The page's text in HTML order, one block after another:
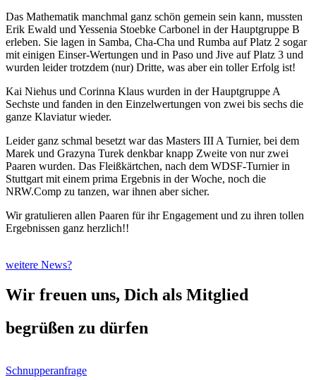
Das Mathematik manchmal ganz schön gemein sein kann, mussten
Erik Ewald und Yessenia Stoebke Carbonel in der Hauptgruppe B
erleben. Sie lagen in Samba, Cha-Cha und Rumba auf Platz 2 sogar
mit einigen Einser-Wertungen und in Paso und Jive auf Platz 3 und
wurden leider trotzdem (nur) Dritte, was aber ein toller Erfolg ist!
Kai Niehus und Corinna Klaus wurden in der Hauptgruppe A
Sechste und fanden in den Einzelwertungen von zwei bis sechs die
ganze Klaviatur wieder.
Leider ganz schmal besetzt war das Masters III A Turnier, bei dem
Marek und Grazyna Turek denkbar knapp Zweite von nur zwei
Paaren wurden. Das Fleißkärtchen, nach dem WDSF-Turnier in
Stuttgart mit einem prima Ergebnis in der Woche, noch die
NRW.Comp zu tanzen, war ihnen aber sicher.
Wir gratulieren allen Paaren für ihr Engagement und zu ihren tollen
Ergebnissen ganz herzlich!!
weitere News?
Wir freuen uns, Dich als Mitglied
begrüßen zu dürfen
Schnupperanfrage